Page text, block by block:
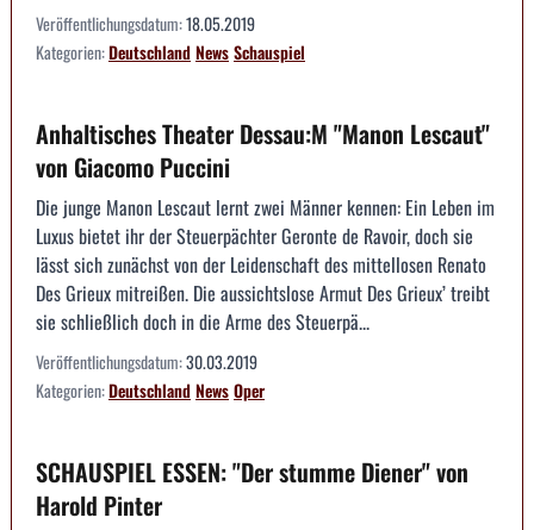
Veröffentlichungsdatum:18.05.2019
Kategorien:DeutschlandNewsSchauspiel
Anhaltisches Theater Dessau:M "Manon Lescaut"
von Giacomo Puccini
Die junge Manon Lescaut lernt zwei Männer kennen: Ein Leben im
Luxus bietet ihr der Steuerpächter Geronte de Ravoir, doch sie
lässt sich zunächst von der Leidenschaft des mittellosen Renato
Des Grieux mitreißen. Die aussichtslose Armut Des Grieux’ treibt
sie schließlich doch in die Arme des Steuerpä...
Veröffentlichungsdatum:30.03.2019
Kategorien:DeutschlandNewsOper
SCHAUSPIEL ESSEN: "Der stumme Diener" von
Harold Pinter